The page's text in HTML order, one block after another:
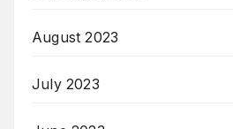
August 2023
July 2023